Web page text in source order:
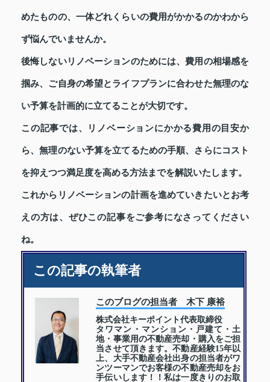
めたものの、一体どれくらいの費用がかかるのかわから
ず悩んでいませんか。
後悔しないリノベーションのためには、費用の相場感を
掴み、ご自身の希望とライフプランに合わせた無理のな
い予算を計画的に立てることが大切です。
この記事では、リノベーションにかかる費用の目安か
ら、無理のない予算を立てるための手順、さらにコスト
を抑えつつ満足度を高める方法までを解説いたします。
これからリノベーションの計画を進めていきたいとお考
えの方は、ぜひこの記事をご参考になさってください
ね。
この記事の執筆者
このブログの担当者 木下 康裕
株式会社キーポイント代表取締役
タワマン・マンション・戸建て・土
地・事業用の不動産売却・購入をご担
当させて頂きます。不動産経験15年以
上、大手不動産会社出身の担当者がワ
ンツーマンでお客様の不動産売却をお
手伝いします！！私は一度きりのお取